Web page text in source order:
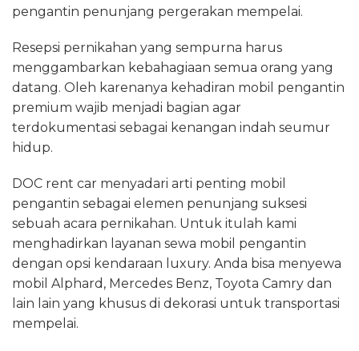
pengantin penunjang pergerakan mempelai.
Resepsi pernikahan yang sempurna harus
menggambarkan kebahagiaan semua orang yang
datang. Oleh karenanya kehadiran mobil pengantin
premium wajib menjadi bagian agar
terdokumentasi sebagai kenangan indah seumur
hidup.
DOC rent car menyadari arti penting mobil
pengantin sebagai elemen penunjang suksesi
sebuah acara pernikahan. Untuk itulah kami
menghadirkan layanan sewa mobil pengantin
dengan opsi kendaraan luxury. Anda bisa menyewa
mobil Alphard, Mercedes Benz, Toyota Camry dan
lain lain yang khusus di dekorasi untuk transportasi
mempelai.